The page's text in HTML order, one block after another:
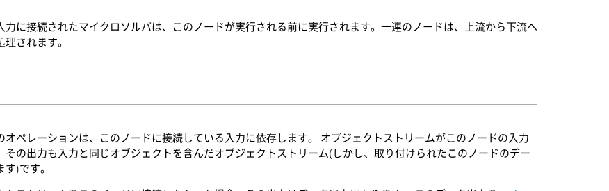
力に接続されたマイクロソルバは、このノードが実行される前に実行されます。一連のノードは、上流から下流へ
されます。
オペレーションは、このノードに接続している入力に依存します。 オブジェクトストリームがこのノードの入力
その出力も入力と同じオブジェクトを含んだオブジェクトストリーム(しかし、取り付けられたこのノードのデー
)です。